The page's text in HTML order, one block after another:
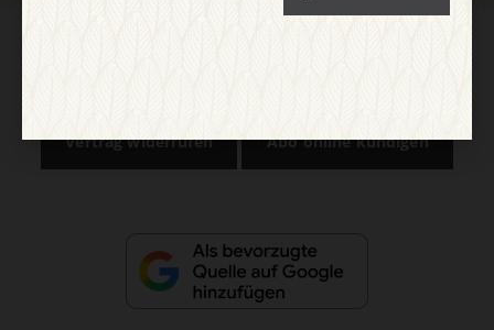
Vertrag widerrufen Abo online kündigen